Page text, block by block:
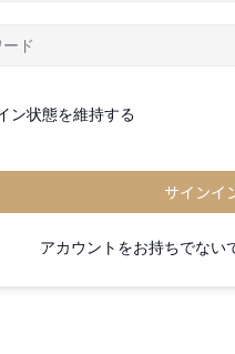
ン状態を維持する
サインイ
アカウントをお持ちでない